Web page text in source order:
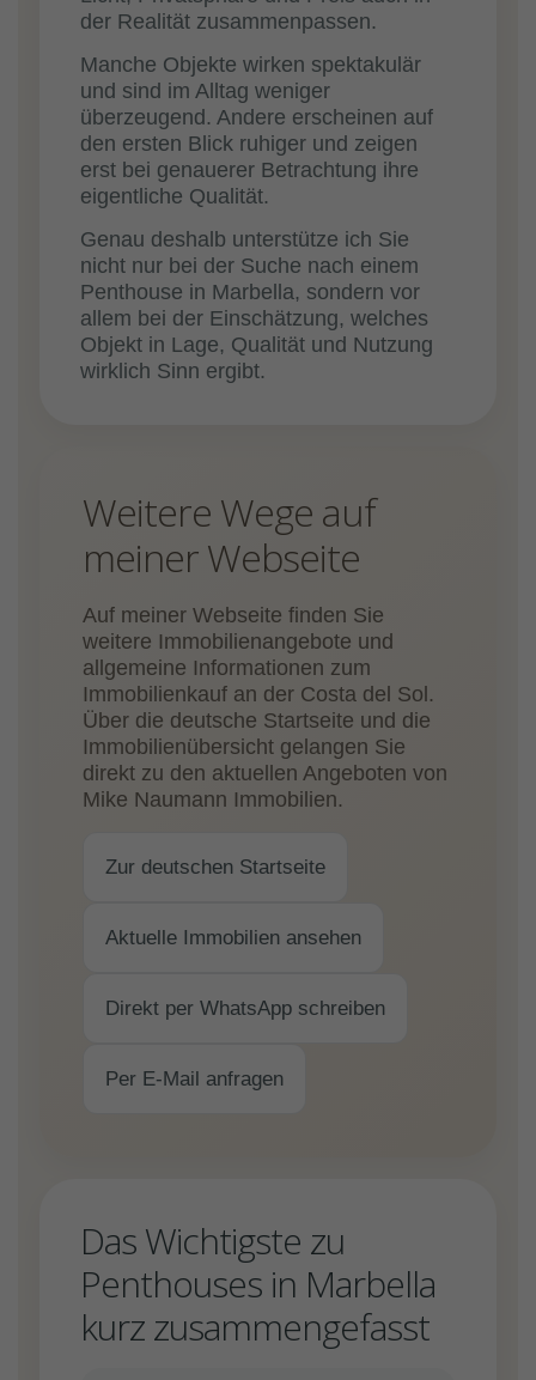
der Realität zusammenpassen.
Manche Objekte wirken spektakulär
und sind im Alltag weniger
überzeugend. Andere erscheinen auf
den ersten Blick ruhiger und zeigen
erst bei genauerer Betrachtung ihre
eigentliche Qualität.
Genau deshalb unterstütze ich Sie
nicht nur bei der Suche nach einem
Penthouse in Marbella, sondern vor
allem bei der Einschätzung, welches
Objekt in Lage, Qualität und Nutzung
wirklich Sinn ergibt.
Weitere Wege auf
meiner Webseite
Auf meiner Webseite finden Sie
weitere Immobilienangebote und
allgemeine Informationen zum
Immobilienkauf an der Costa del Sol.
Über die deutsche Startseite und die
Immobilienübersicht gelangen Sie
direkt zu den aktuellen Angeboten von
Mike Naumann Immobilien.
Zur deutschen Startseite
Aktuelle Immobilien ansehen
Direkt per WhatsApp schreiben
Per E-Mail anfragen
Das Wichtigste zu
Penthouses in Marbella
kurz zusammengefasst